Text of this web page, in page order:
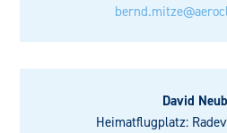
David
Heimatflugplatz: